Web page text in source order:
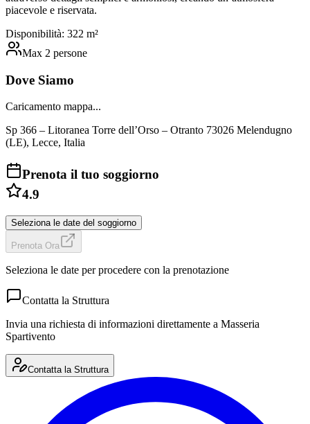
piacevole e riservata.
Disponibilità: 322 m²
Max 2 persone
Dove Siamo
Caricamento mappa...
Sp 366 – Litoranea Torre dell’Orso – Otranto 73026 Melendugno
(LE), Lecce, Italia
Prenota il tuo soggiorno
4.9
Seleziona le date del soggiorno
Prenota Ora
Seleziona le date per procedere con la prenotazione
Contatta la Struttura
Invia una richiesta di informazioni direttamente a Masseria
Spartivento
Contatta la Struttura